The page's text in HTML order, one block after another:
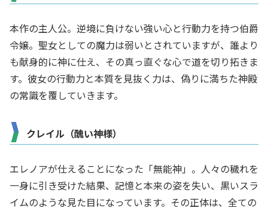
本作の主人公。逆境に負けない強い心と行動力を持つ伯爵
令嬢。聖女としての魔力は弱いとされていますが、誰より
も献身的に神に仕え、その真っ直ぐな心で道を切り拓きま
す。彼女の行動力と本質を見抜く力は、偽りに満ちた神殿
の常識を覆していきます。
クレイル（醜い神様）
エレノアが仕えることになった「無能神」。人々の穢れを
一身に引き受けた結果、記憶と本来の姿を失い、黒いスラ
イムのような見た目になっています。その正体は、全ての